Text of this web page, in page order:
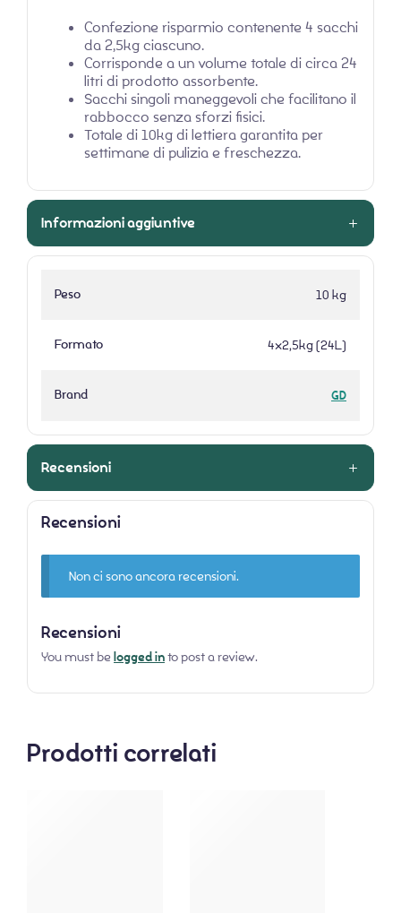
Confezione risparmio contenente 4 sacchi
da 2,5kg ciascuno.
Corrisponde a un volume totale di circa 24
litri di prodotto assorbente.
Sacchi singoli maneggevoli che facilitano il
rabbocco senza sforzi fisici.
Totale di 10kg di lettiera garantita per
settimane di pulizia e freschezza.
Informazioni aggiuntive
Peso 10 kg
Formato 4×2,5kg (24L)
Brand GD
Recensioni
Recensioni
Non ci sono ancora recensioni.
Recensioni
You must be logged into post a review.
Prodotti correlati